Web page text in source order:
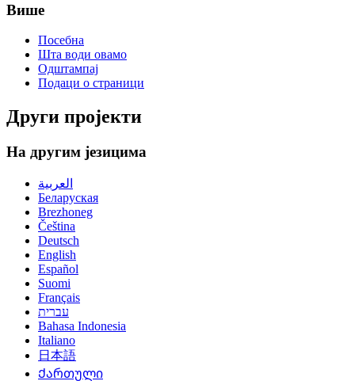
Више
Посебна
Шта води овамо
Одштампај
Подаци о страници
Други пројекти
На другим језицима
العربية
Беларуская
Brezhoneg
Čeština
Deutsch
English
Español
Suomi
Français
עברית
Bahasa Indonesia
Italiano
日本語
Ქართული